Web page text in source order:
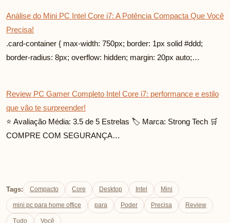
Análise do Mini PC Intel Core i7: A Potência Compacta Que Você
Precisa!
.card-container { max-width: 750px; border: 1px solid #ddd;
border-radius: 8px; overflow: hidden; margin: 20px auto;…
Review PC Gamer Completo Intel Core i7: performance e estilo
que vão te surpreender!
⭐ Avaliação Média: 3.5 de 5 Estrelas 🏷️ Marca: Strong Tech 🛒
COMPRE COM SEGURANÇA…
Tags: Compacto Core Desktop Intel Mini
mini pc para home office para Poder Precisa Review
Tudo Você